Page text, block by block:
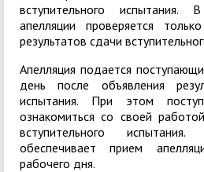
вступительного испытания.
апелляции проверяется
результатов сдачи
Апелляция подается
день после объявления
испытания. При этом
ознакомиться со своей
вступительного
обеспечивает прием
рабочего дня.